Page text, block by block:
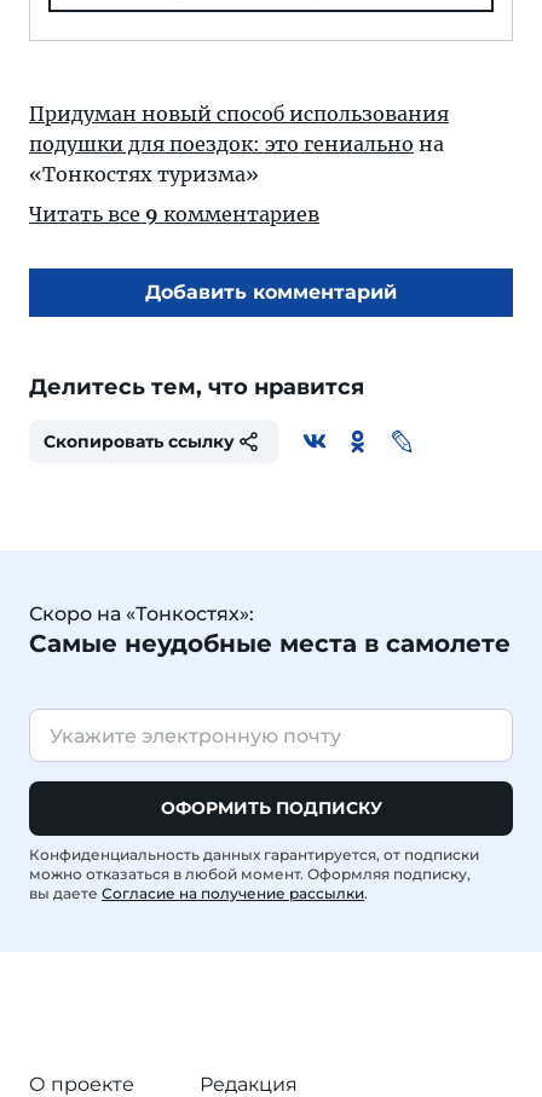
Придуман новый способ использования
подушки для поездок: это гениально на
«Тонкостях туризма»
Читать все 9 комментариев
Добавить комментарий
Делитесь тем, что нравится
Скопировать ссылку
Скоро на «Тонкостях»:
Самые неудобные места в самолете
ОФОРМИТЬ ПОДПИСКУ
Конфиденциальность данных гарантируется, от подписки
можно отказаться в любой момент. Оформляя подписку,
вы даете Согласие на получение рассылки.
О проекте
Редакция